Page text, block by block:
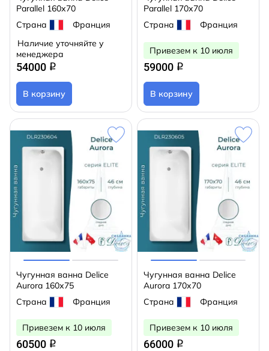
Parallel 160х70
Страна
Франция
Наличие уточняйте у
менеджера
54000 q
В корзину
Parallel 170х70
Страна
Франция
Привезем к 10 июля
59000 q
В корзину
Чугунная ванна Delice
Aurora 160х75
Страна
Франция
Привезем к 10 июля
60500 q
Чугунная ванна Delice
Aurora 170х70
Страна
Франция
Привезем к 10 июля
66000 q